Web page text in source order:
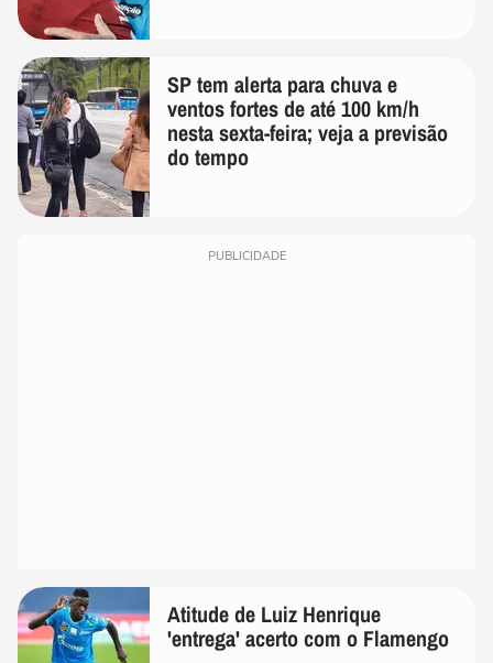
SP tem alerta para chuva e
ventos fortes de até 100 km/h
nesta sexta-feira; veja a previsão
do tempo
PUBLICIDADE
Atitude de Luiz Henrique
'entrega' acerto com o Flamengo